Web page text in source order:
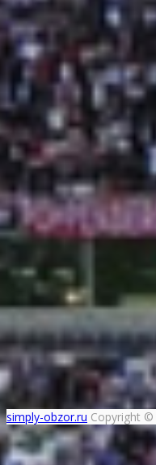
simply-obzor.ru Copyright ©